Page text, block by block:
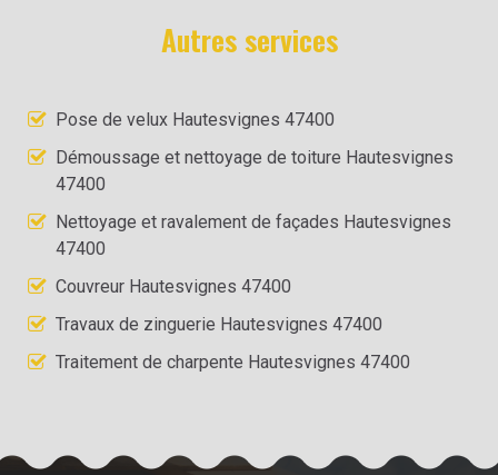
Autres services
Pose de velux Hautesvignes 47400
Démoussage et nettoyage de toiture Hautesvignes
47400
Nettoyage et ravalement de façades Hautesvignes
47400
Couvreur Hautesvignes 47400
Travaux de zinguerie Hautesvignes 47400
Traitement de charpente Hautesvignes 47400